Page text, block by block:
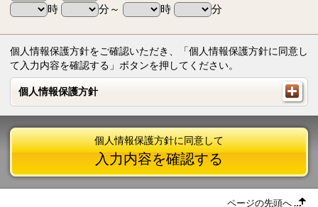
時
分～ 時 分
個人情報保護方針をご確認いただき、「個人情報保護方針に同意し
て入力内容を確認する」ボタンを押してください。
個人情報保護方針
個人情報保護方針
個人情報保護方針に同意して
入力内容を確認する
ページの先頭へ